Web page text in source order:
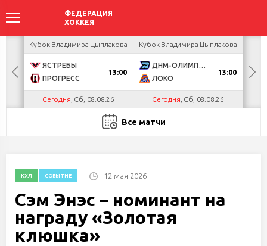
Кубок Владимира Цыплакова
ЯСТРЕБЫ
ПРОГРЕСС
13:00
Сегодня , Сб, 08.08.26
Кубок Владимира Цыплакова
ДНМ-ОЛИМПИК
ЛОКО
13:00
Сегодня , Сб, 08.08.26
Все матчи
КХЛ СОБЫТИЕ 12 мая 2026
Сэм Энэс – номинант на
награду «Золотая
клюшка»